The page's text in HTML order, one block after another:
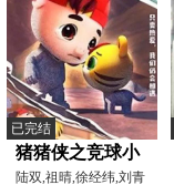
已完结
猪猪侠之竞球小
英雄4
陆双,祖晴,徐经纬,刘青